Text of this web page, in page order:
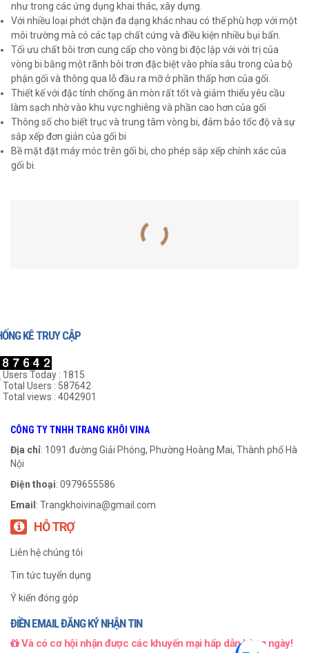
như trong các ứng dụng khai thác, xây dựng.
Với nhiều loại phớt chặn đa dạng khác nhau có thể phù hợp với một
môi trường mà có các tạp chất cứng và điều kiện nhiều bụi bẩn.
Tối ưu chất bôi trơn cung cấp cho vòng bi độc lập với với trị của
vòng bi bằng một rãnh bôi trơn đặc biệt vào phía sâu trong của bộ
phận gối và thông qua lỗ đầu ra mỡ ở phần thấp hơn của gối.
Thiết kế với đặc tính chống ăn mòn rất tốt và giảm thiểu yêu cầu
làm sạch nhờ vào khu vực nghiêng và phần cao hơn của gối
Thông số cho biết trục và trung tâm vòng bi, đảm bảo tốc độ và sự
sắp xếp đơn giản của gối bi
Bề mặt đặt máy móc trên gối bi, cho phép sắp xếp chính xác của
gối bi.
Gối Bi Hai Nửa-617
999₫ 999 ₫
KÊ TRUY CẬP
Users Today : 1815
Total Users : 587642
Total views : 4042901
CÔNG TY TNHH TRANG KHÔI VINA
Địa chỉ: 1091 đường Giải Phóng, Phường Hoàng Mai, Thành phố Hà
Nội
Điện thoại: 0979655586
Email : Trangkhoivina@gmail.com
HỖ TRỢ
Liên hệ chúng tôi
Tin tức tuyển dụng
Ý kiến đóng góp
ĐIỀN EMAIL ĐĂNG KÝ NHẬN TIN
Và có cơ hội nhận được các khuyến mại hấp dẫn hàng ngày!